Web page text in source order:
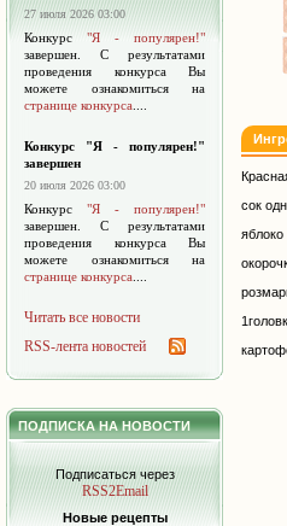
27 июля 2026 03:00
Конкурс "Я - популярен!"
завершен. С результатами
проведения конкурса Вы
можете ознакомиться на
странице конкурса
Конкурс "Я - популярен!"
завершен
20 июля 2026 03:00
Конкурс "Я - популярен!"
завершен. С результатами
проведения конкурса Вы
можете ознакомиться на
странице конкурса
Читать все новости
RSS-лента новостей
ПОДПИСКА НА НОВОСТИ
Подписаться через
RSS2Email
Новые рецепты
сок
яблоко